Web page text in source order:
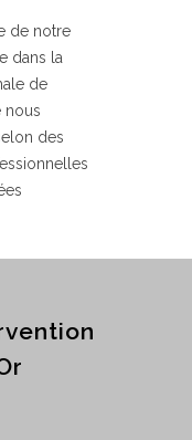
de notre
dans la
de
nous
des